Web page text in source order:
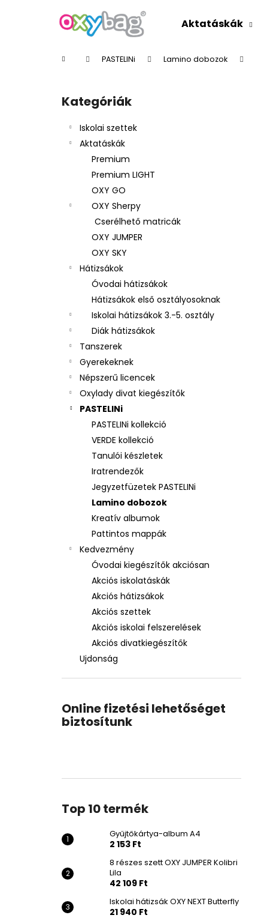
Aktatáskák
KezdőlapPASTELINi Lamino dobozok
Kategóriák
átugrása
Kategóriák
Iskolai szettek
Aktatáskák
Premium
Premium LIGHT
OXY GO
OXY Sherpy
Cserélhető matricák
OXY JUMPER
OXY SKY
Hátizsákok
Óvodai hátizsákok
Hátizsákok első osztályosoknak
Iskolai hátizsákok 3.-5. osztály
Diák hátizsákok
Tanszerek
Gyerekeknek
Népszerű licencek
Oxylady divat kiegészítők
PASTELINi
PASTELINi kollekció
VERDE kollekció
Tanulói készletek
Iratrendezők
Jegyzetfüzetek PASTELINi
Lamino dobozok
Kreatív albumok
Pattintos mappák
Kedvezmény
Óvodai kiegészítők akciósan
Akciós iskolatáskák
Akciós hátizsákok
Akciós szettek
Akciós iskolai felszerelések
Akciós divatkiegészítők
Ujdonság
Online fizetési lehetőséget
biztosítunk
Top 10 termék
Gyűjtőkártya-album A4
2 153 Ft
8 részes szett OXY JUMPER Kolibri
Lila
42 109 Ft
Iskolai hátizsák OXY NEXT Butterfly
21 940 Ft
Vissza
Vissza
GYŰJTŐKÁRTYA-ALBUM A4
2 153 Ft